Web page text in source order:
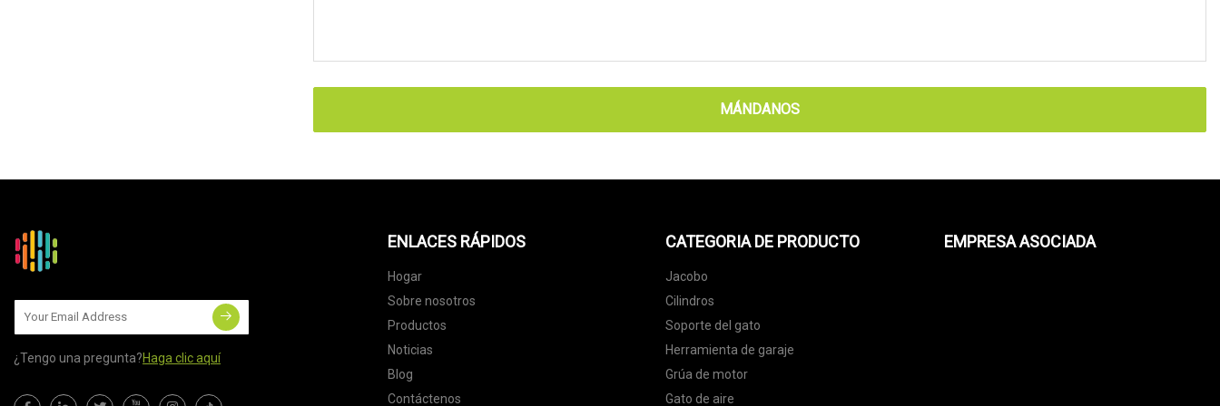
MÁNDANOS
¿Tengo una pregunta?Haga clic aquí
ENLACES RÁPIDOS
Hogar
Sobre nosotros
Productos
Noticias
Blog
Contáctenos
CATEGORIA DE PRODUCTO
Jacobo
Cilindros
Soporte del gato
Herramienta de garaje
Grúa de motor
Gato de aire
EMPRESA ASOCIADA